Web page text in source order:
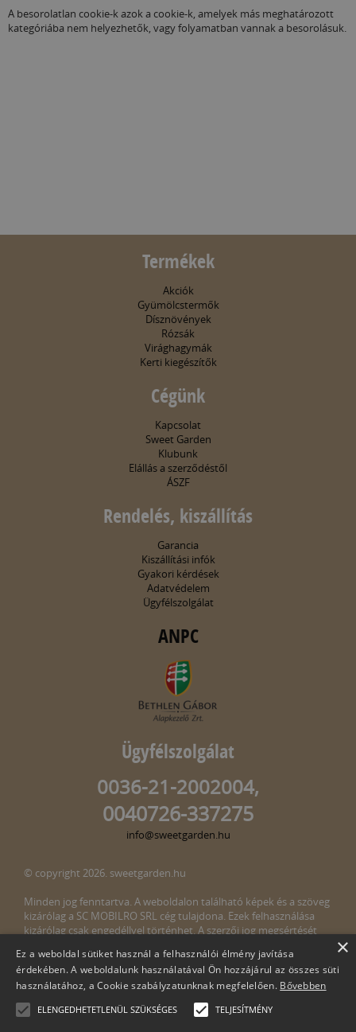
A besorolatlan cookie-k azok a cookie-k, amelyek más meghatározott
kategóriába nem helyezhetők, vagy folyamatban vannak a besorolásuk.
Termékek
Akciók
Gyümölcstermők
Dísznövények
Rózsák
Virághagymák
Kerti kiegészítők
Cégünk
Kapcsolat
Sweet Garden
Klubunk
Elállás a szerződéstől
ÁSZF
Rendelés, kiszállítás
Garancia
Kiszállítási infók
Gyakori kérdések
Adatvédelem
Ügyfélszolgálat
ANPC
Ügyfélszolgálat
0036-21-2002004,
0040726-337275
info@sweetgarden.hu
© copyright 2026. sweetgarden.hu
Minden jog fenntartva. A weboldalon található képek és a szöveg
kizárólag a SC MOBILRO SRL cég tulajdona. Ezek felhasználása
kizárólag csak engedéllyel történhet. A szerzői jog megsértését
megsértését észlelné, kérjük, jelezze ezt felénk a következő e-mail
címen:info@sweetgarden.hu
×
Ez a weboldal sütiket használ a felhasználói élmény javítása
érdekében. A weboldalunk használatával Ön hozzájárul az összes süti
használatához, a Cookie szabályzatunknak megfelelően. Bővebben
ELENGEDHETETLENÜL SZÜKSÉGES TELJESÍTMÉNY